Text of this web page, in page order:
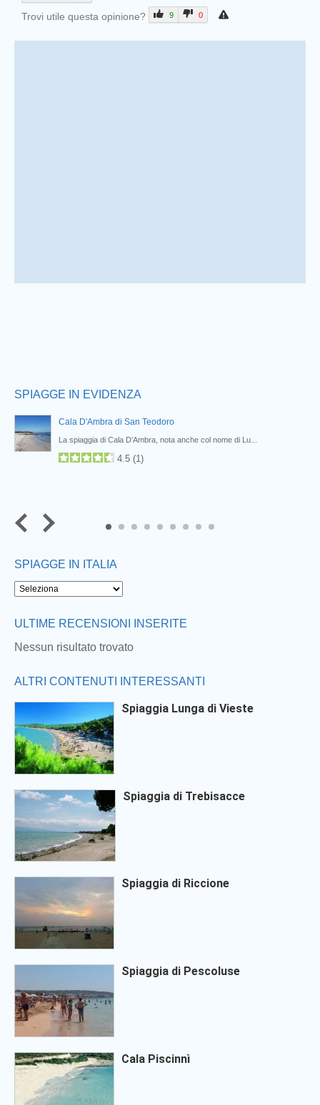
Trovi utile questa opinione? 9 0
SPIAGGE IN EVIDENZA
Cala D'Ambra di San Teodoro
La spiaggia di Cala D’Ambra, nota anche col nome di Lu...
4.5 (1)
8
SPIAGGE IN ITALIA
ULTIME RECENSIONI INSERITE
Nessun risultato trovato
ALTRI CONTENUTI INTERESSANTI
Spiaggia Lunga di Vieste
Spiaggia di Trebisacce
Spiaggia di Riccione
Spiaggia di Pescoluse
Cala Piscinnì